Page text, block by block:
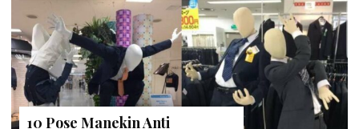
10 Pose Manekin Anti